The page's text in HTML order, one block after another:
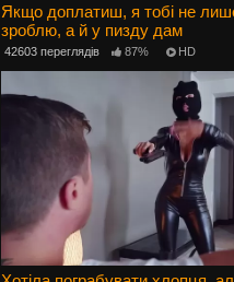
Якщо доплатиш, я тобі не
зроблю, а й у пизду дам
42603 переглядів 87% HD